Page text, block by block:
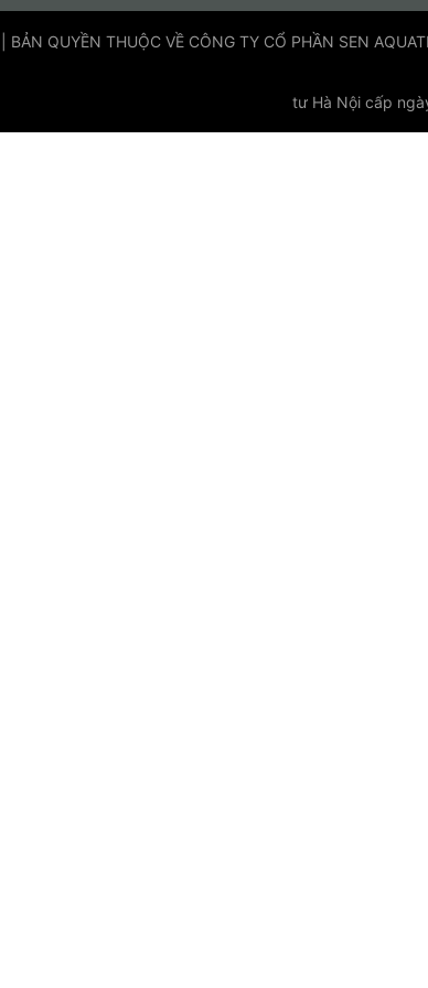
BẢN QUYỀN THUỘC VỀ CÔNG TY CỔ PHẦN SEN
tư Hà Nội cấp